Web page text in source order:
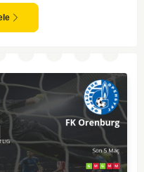
maçın dengede geçmesi
yüksek olduğu için karşılıklı